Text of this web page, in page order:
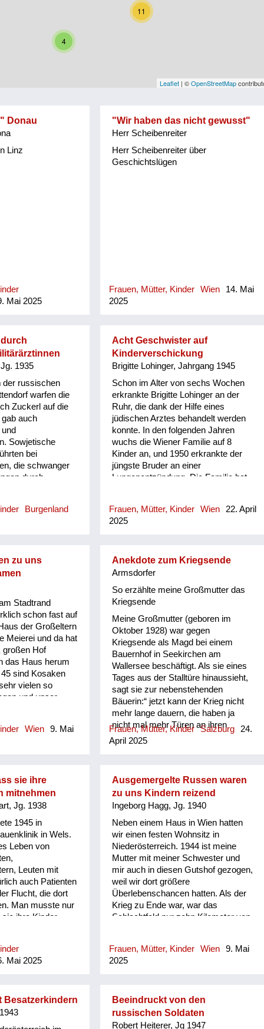
4
11
Leaflet | ©OpenStreetMap
Donau
Linz
Mai 2025
"Wir haben das nicht gewusst"
Herr Scheibenreiter
Herr Scheibenreiter über
Geschichtslügen
Frauen, Mütter, Kinder Wien
14. Mai
2025
1935
der russischen
warfen die
Zuckerl auf die
auch
Sowjetische
bei
die schwanger
durch.
Burgenland
Acht Geschwister auf
Kinderverschickung
Brigitte Lohinger, Jahrgang 1945
Schon im Alter von sechs Wochen
erkrankte Brigitte Lohinger an der
Ruhr, die dank der Hilfe eines
jüdischen Arztes behandelt werden
konnte. In den folgenden Jahren
wuchs die Wiener Familie auf 8
Kinder an, und 1950 erkrankte der
jüngste Bruder an einer
Lungenentzündung. Die Familie hat
Kinder der Familie aufzupäppeln,
wurden sie ins Ausland verschickt.
in die Schweiz und schließlich nach
Dänemark zu einer alleinstehenden
kümmerte. Meistens wurde Brigitte
Lohinger zusammen mit einem
Geschwisterteil verschickt. Die
Eltern wussten nicht, wo genau ihre
Kinder untergebracht wurden. Wie
konnten sie das aushalten?
Dennoch schien es die einzige
Möglichkeit zu sein, die Kinder zu
versorgen. Brigitte Lohinger selbst
hatte als Mädchen keine
Schwierigkeiten mit der Situation, im
Gegensatz zu einem jüngeren
Brüde...
Frauen, Mütter, Kinder Wien
22. April
2025
zu uns
Stadtrand
schon fast auf
der Großeltern
Meierei und da hat
großen Hof
das Haus herum
sind Kosaken
vielen so
und unser
sie haben
war eine Art
es ist uns so
weil wir
und das
einen
Sie können
wir waren
ungefähr alt, und
ist ein großer
um den haben wir
gegessen, und
ich, wir sind auf
Gewurl. Da ist ein
Wien
9. Mai
Anekdote zum Kriegsende
Armsdorfer
So erzählte meine Großmutter das
Kriegsende
Meine Großmutter (geboren im
Oktober 1928) war gegen
Kriegsende als Magd bei einem
Bauernhof in Seekirchen am
Wallersee beschäftigt. Als sie eines
Tages aus der Stalltüre hinaussieht,
sagt sie zur nebenstehenden
Bäuerin:“ jetzt kann der Krieg nicht
mehr lange dauern, die haben ja
nicht mal mehr Türen an ihren
Wägen!“ Darauf erwiderte die
Bäuerin: „Dummes Dirndl, das sind
Frauen, Mütter, Kinder Salzburg
24.
April 2025
sie ihre
mitnehmen
Jg. 1938
1945 in
in Wels.
Leben von
Leuten mit
auch Patienten
Flucht, die dort
Man musste nur
ihre Kinder
Was mit den
ist, weiß
einfach
aus Not.
Mai 2025
Ausgemergelte Russen waren
zu uns Kindern reizend
Ingeborg Hagg, Jg. 1940
Neben einem Haus in Wien hatten
wir einen festen Wohnsitz in
Niederösterreich. 1944 ist meine
Mutter mit meiner Schwester und
mir auch in diesen Gutshof gezogen,
weil wir dort größere
Überlebenschancen hatten. Als der
Krieg zu Ende war, war das
Schlachtfeld nur zehn Kilometer von
war furchtbar. Es waren viele Frauen
im Haus, weil die Männer alle im
nach drei Tagen mit Lastwagen
eingesammelt. Jeden Abend kamen
mit Lastwagen Russen, die Frauen
Frauen, Mütter, Kinder Wien
9. Mai
2025
Besatzerkindern
Beeindruckt von den
russischen Soldaten
Robert Heiterer, Jg 1947